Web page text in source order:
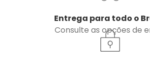
Entrega para todo o
Consulte as opções de